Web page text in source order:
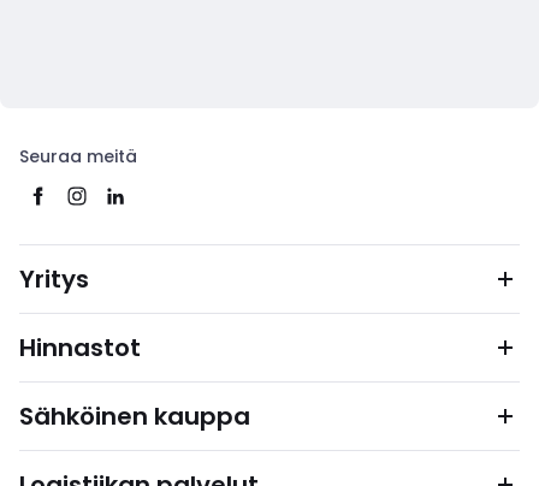
Seuraa meitä
Yritys
Hinnastot
Sähköinen kauppa